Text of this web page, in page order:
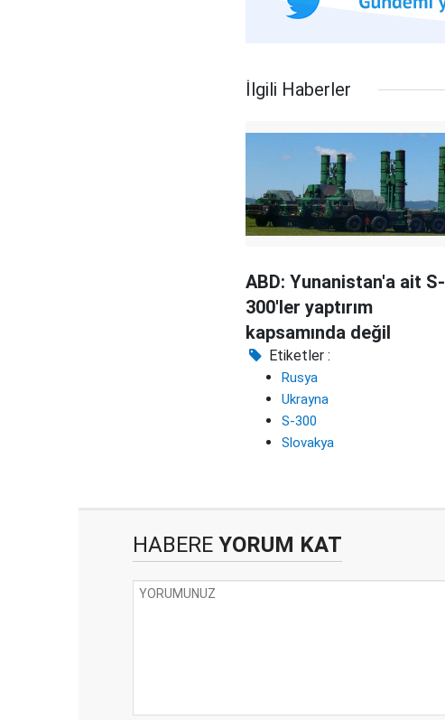
İlgili Haberler
ABD: Yunanistan'a ait S-
300'ler yaptırım
kapsamında değil
Etiketler :
Rusya
Ukrayna
S-300
Slovakya
HABERE YORUM KAT